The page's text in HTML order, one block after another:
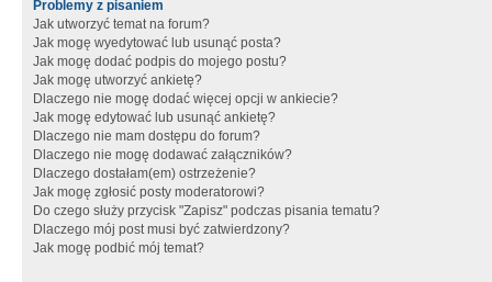
Problemy z pisaniem
Jak utworzyć temat na forum?
Jak mogę wyedytować lub usunąć posta?
Jak mogę dodać podpis do mojego postu?
Jak mogę utworzyć ankietę?
Dlaczego nie mogę dodać więcej opcji w ankiecie?
Jak mogę edytować lub usunąć ankietę?
Dlaczego nie mam dostępu do forum?
Dlaczego nie mogę dodawać załączników?
Dlaczego dostałam(em) ostrzeżenie?
Jak mogę zgłosić posty moderatorowi?
Do czego służy przycisk "Zapisz" podczas pisania tematu?
Dlaczego mój post musi być zatwierdzony?
Jak mogę podbić mój temat?